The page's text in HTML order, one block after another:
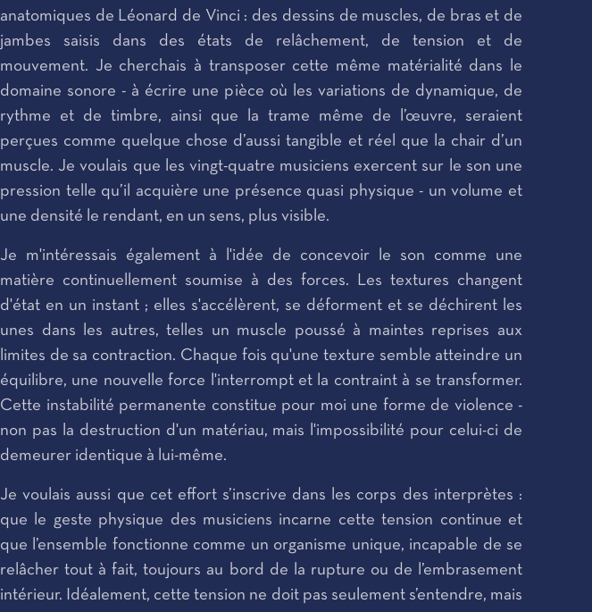
anatomiques de Léonard de Vinci : des dessins de muscles, de bras et de
jambes saisis dans des états de relâchement, de tension et de
mouvement. Je cherchais à transposer cette même matérialité dans le
domaine sonore - à écrire une pièce où les variations de dynamique, de
rythme et de timbre, ainsi que la trame même de l’œuvre, seraient
perçues comme quelque chose d’aussi tangible et réel que la chair d’un
muscle. Je voulais que les vingt-quatre musiciens exercent sur le son une
pression telle qu’il acquière une présence quasi physique - un volume et
une densité le rendant, en un sens, plus visible.
Je m'intéressais également à l'idée de concevoir le son comme une
matière continuellement soumise à des forces. Les textures changent
d'état en un instant ; elles s'accélèrent, se déforment et se déchirent les
unes dans les autres, telles un muscle poussé à maintes reprises aux
limites de sa contraction. Chaque fois qu'une texture semble atteindre un
équilibre, une nouvelle force l'interrompt et la contraint à se transformer.
Cette instabilité permanente constitue pour moi une forme de violence -
non pas la destruction d'un matériau, mais l'impossibilité pour celui-ci de
demeurer identique à lui-même.
Je voulais aussi que cet effort s’inscrive dans les corps des interprètes :
que le geste physique des musiciens incarne cette tension continue et
que l’ensemble fonctionne comme un organisme unique, incapable de se
relâcher tout à fait, toujours au bord de la rupture ou de l’embrasement
intérieur. Idéalement, cette tension ne doit pas seulement s’entendre, mais